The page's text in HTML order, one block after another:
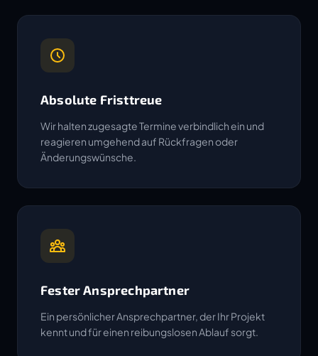
Absolute Fristtreue
Wir halten zugesagte Termine verbindlich ein und
reagieren umgehend auf Rückfragen oder
Änderungswünsche.
Fester Ansprechpartner
Ein persönlicher Ansprechpartner, der Ihr Projekt
kennt und für einen reibungslosen Ablauf sorgt.